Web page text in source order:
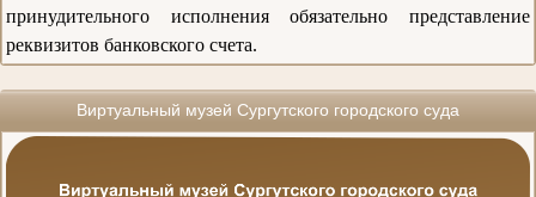
принудительного исполнения обязательно представление
реквизитов банковского счета.
Виртуальный музей Сургутского городского суда